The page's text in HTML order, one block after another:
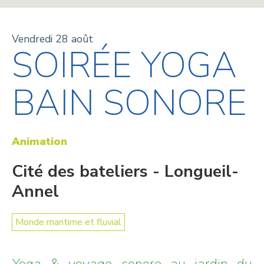
Vendredi 28 août
SOIRÉE YOGA
BAIN SONORE
Animation
Cité des bateliers - Longueil-
Annel
Monde maritime et fluvial